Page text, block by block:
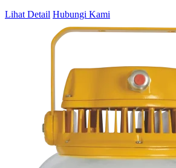
Lihat Detail Hubungi Kami